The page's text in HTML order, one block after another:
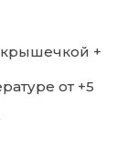
крышечкой +
от +5